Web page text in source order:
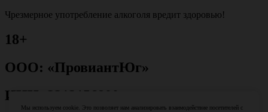
Чрезмерное употребление алкоголя вредит здоровью!
18+
ООО: «ПровиантЮг»
ИНН: 2312156800
Мы используем cookie. Это позволяет нам анализировать взаимодействие посетителей с